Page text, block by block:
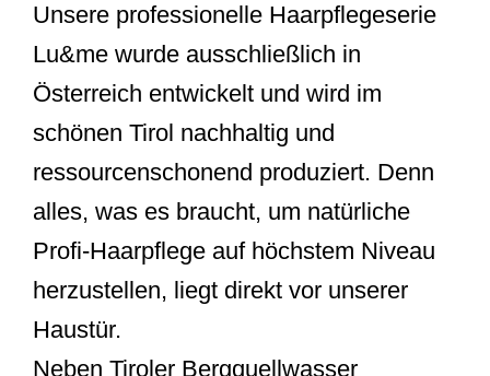
Unsere professionelle Haarpflegeserie
Lu&me wurde ausschließlich in
Österreich entwickelt und wird im
schönen Tirol nachhaltig und
ressourcenschonend produziert. Denn
alles, was es braucht, um natürliche
Profi-Haarpflege auf höchstem Niveau
herzustellen, liegt direkt vor unserer
Haustür.
Neben Tiroler Bergquellwasser